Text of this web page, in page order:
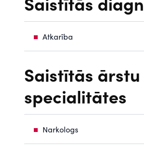
Atkarība
Saistītās ārstu
specialitātes
Narkologs